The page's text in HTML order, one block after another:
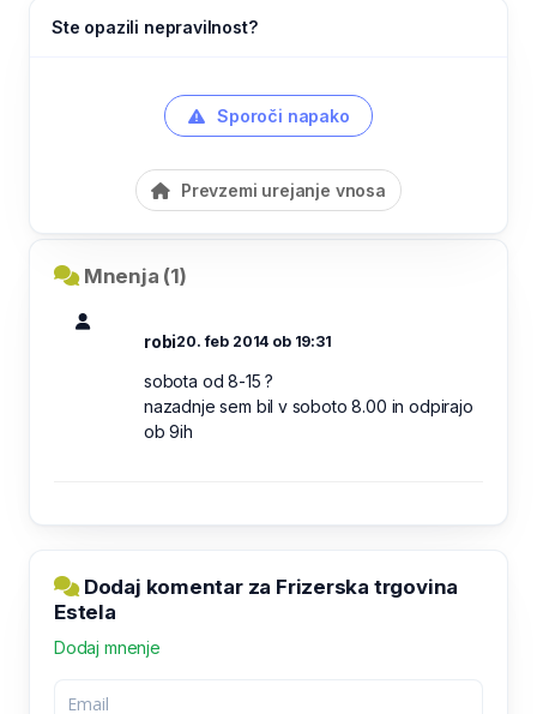
Ste opazili nepravilnost?
Sporoči napako
Prevzemi urejanje vnosa
Mnenja (1)
robi20. feb 2014 ob 19:31
sobota od 8-15 ?
nazadnje sem bil v soboto 8.00 in odpirajo
ob 9ih
Dodaj komentar za Frizerska trgovina
Estela
Dodaj mnenje